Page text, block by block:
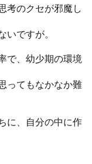
考のクセが邪魔し
ですが。
で、幼少期の環境
ってもなかなか難
に、自分の中に作